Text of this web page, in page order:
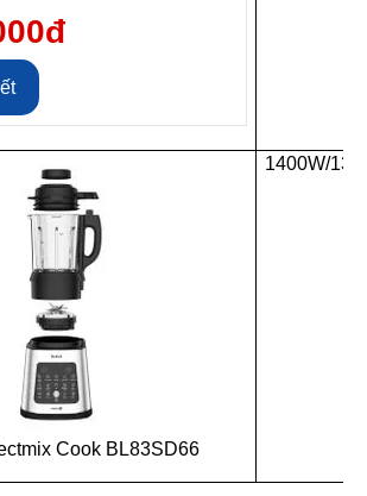
Cook BL83SD66
1400W/